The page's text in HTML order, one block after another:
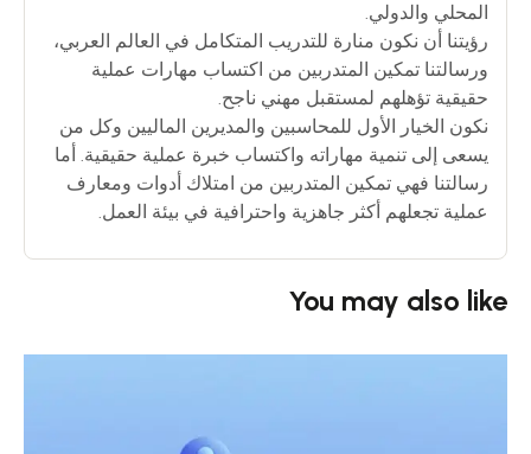
المحلي والدولي.
رؤيتنا أن نكون منارة للتدريب المتكامل في العالم العربي،
ورسالتنا تمكين المتدربين من اكتساب مهارات عملية
حقيقية تؤهلهم لمستقبل مهني ناجح.
نكون الخيار الأول للمحاسبين والمديرين الماليين وكل من
يسعى إلى تنمية مهاراته واكتساب خبرة عملية حقيقية. أما
رسالتنا فهي تمكين المتدربين من امتلاك أدوات ومعارف
عملية تجعلهم أكثر جاهزية واحترافية في بيئة العمل.
You may also like